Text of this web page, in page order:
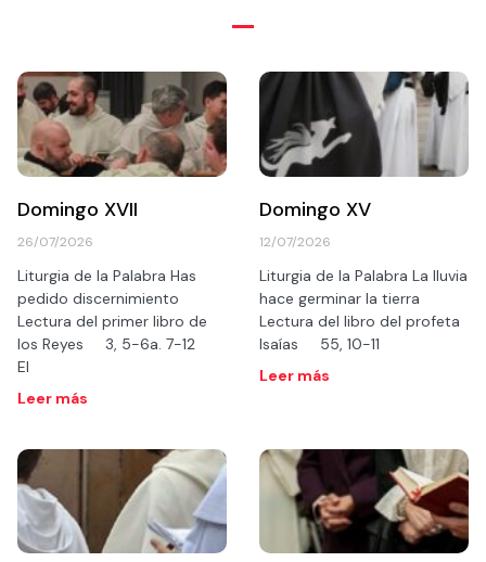
Domingo XVII
26/07/2026
Liturgia de la Palabra Has
pedido discernimiento
Lectura del primer libro de
los Reyes 3, 5-6a. 7-12
El
Leer más
Domingo XV
12/07/2026
Liturgia de la Palabra La lluvia
hace germinar la tierra
Lectura del libro del profeta
Isaías 55, 10-11
Leer más